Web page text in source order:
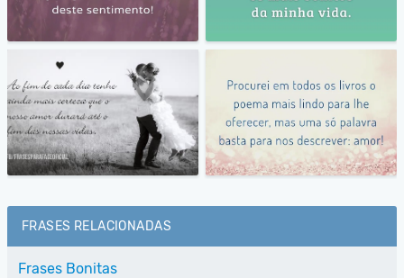
FRASES RELACIONADAS
Frases Bonitas